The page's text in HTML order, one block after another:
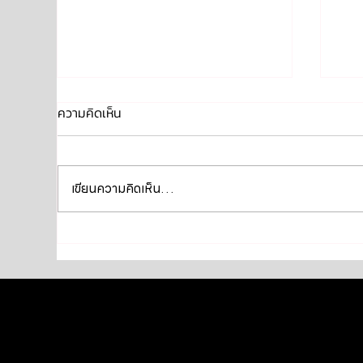
บริการเซอร์วิสเปลี่ยนถ่ายน้ำมัน
เกียร์
บริ
หน้
ความคิดเห็น
เขียนความคิดเห็น…